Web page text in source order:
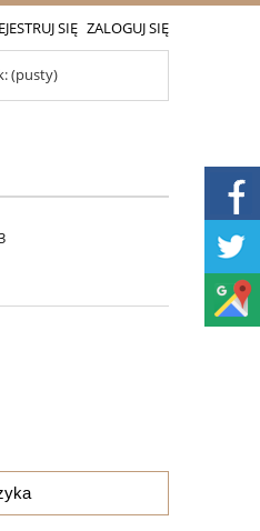
SIĘ ZALOGUJ SIĘ
(pusty)